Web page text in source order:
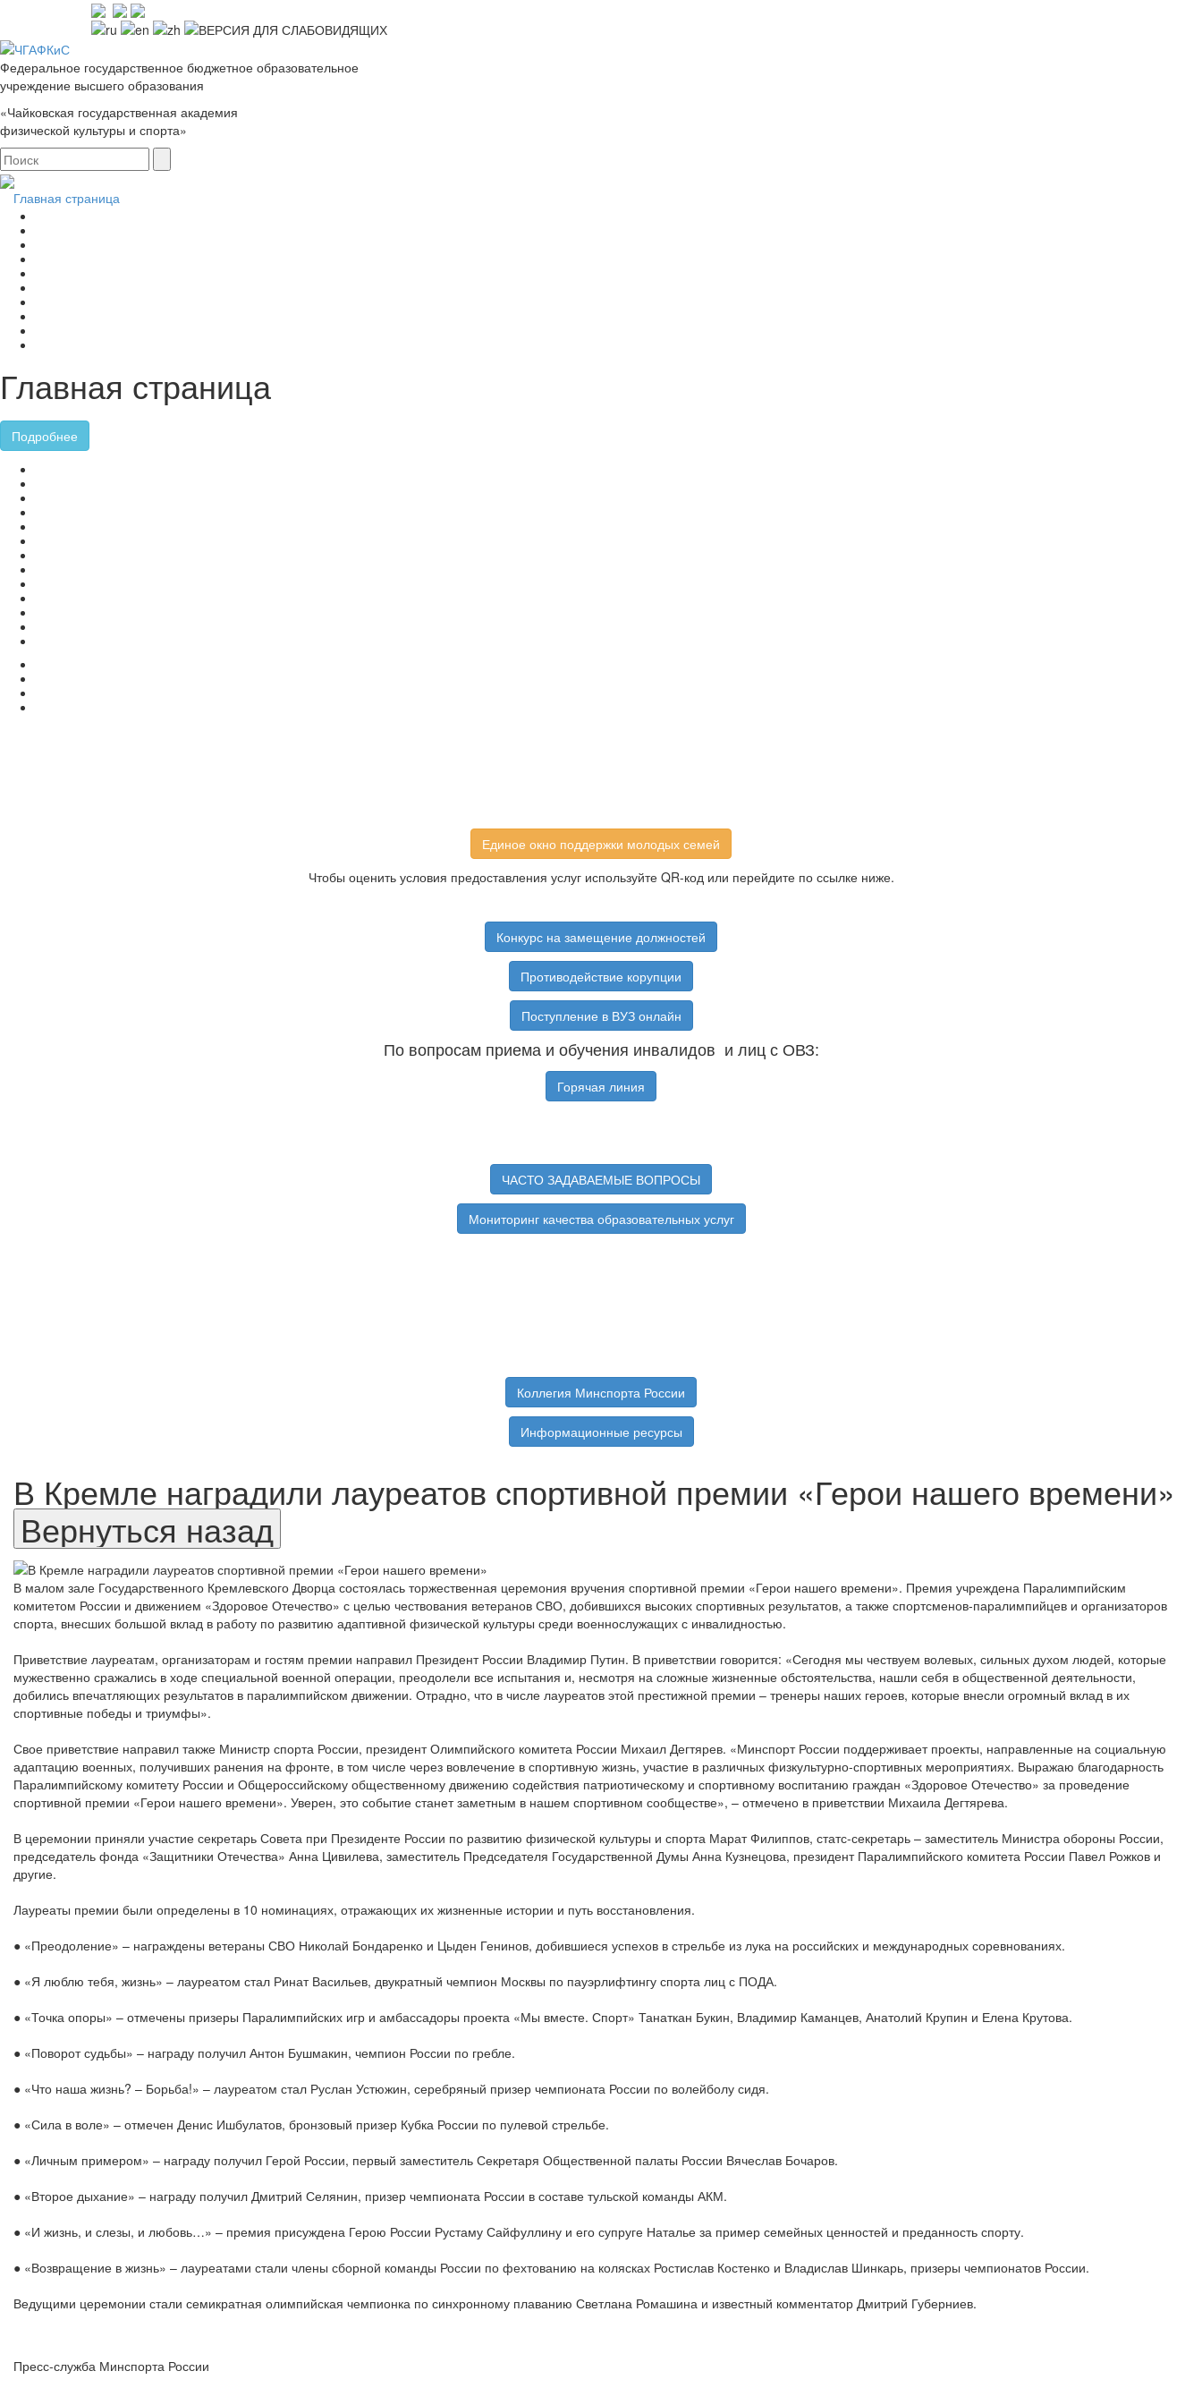
Федеральное государственное бюджетное образовательное
учреждение высшего образования
«Чайковская государственная академия
физической культуры и спорта»
Главная страница
Главная страница
Подробнее
Единое окно поддержки молодых семей
Чтобы оценить условия предоставления услуг используйте QR-код или перейдите по ссылке ниже.
Конкурс на замещение должностей
Противодействие корупции
Поступление в ВУЗ онлайн
По вопросам приема и обучения инвалидов и лиц с ОВЗ:
Горячая линия
ЧАСТО ЗАДАВАЕМЫЕ ВОПРОСЫ
Мониторинг качества образовательных услуг
Коллегия Минспорта России
Информационные ресурсы
В Кремле наградили лауреатов спортивной премии «Герои нашего времени»
В малом зале Государственного Кремлевского Дворца состоялась торжественная церемония вручения спортивной премии «Герои нашего времени». Премия учреждена Паралимпийским
комитетом России и движением «Здоровое Отечество» с целью чествования ветеранов СВО, добившихся высоких спортивных результатов, а также спортсменов-паралимпийцев и организаторов
спорта, внесших большой вклад в работу по развитию адаптивной физической культуры среди военнослужащих с инвалидностью.
Приветствие лауреатам, организаторам и гостям премии направил Президент России Владимир Путин. В приветствии говорится: «Сегодня мы чествуем волевых, сильных духом людей, которые
мужественно сражались в ходе специальной военной операции, преодолели все испытания и, несмотря на сложные жизненные обстоятельства, нашли себя в общественной деятельности,
добились впечатляющих результатов в паралимпийском движении. Отрадно, что в числе лауреатов этой престижной премии – тренеры наших героев, которые внесли огромный вклад в их
спортивные победы и триумфы».
Свое приветствие направил также Министр спорта России, президент Олимпийского комитета России Михаил Дегтярев. «Минспорт России поддерживает проекты, направленные на социальную
адаптацию военных, получивших ранения на фронте, в том числе через вовлечение в спортивную жизнь, участие в различных физкультурно-спортивных мероприятиях. Выражаю благодарность
Паралимпийскому комитету России и Общероссийскому общественному движению содействия патриотическому и спортивному воспитанию граждан «Здоровое Отечество» за проведение
спортивной премии «Герои нашего времени». Уверен, это событие станет заметным в нашем спортивном сообществе», – отмечено в приветствии Михаила Дегтярева.
В церемонии приняли участие секретарь Совета при Президенте России по развитию физической культуры и спорта Марат Филиппов, статс-секретарь – заместитель Министра обороны России,
председатель фонда «Защитники Отечества» Анна Цивилева, заместитель Председателя Государственной Думы Анна Кузнецова, президент Паралимпийского комитета России Павел Рожков и
другие.
Лауреаты премии были определены в 10 номинациях, отражающих их жизненные истории и путь восстановления.
● «Преодоление» – награждены ветераны СВО Николай Бондаренко и Цыден Генинов, добившиеся успехов в стрельбе из лука на российских и международных соревнованиях.
● «Я люблю тебя, жизнь» – лауреатом стал Ринат Васильев, двукратный чемпион Москвы по пауэрлифтингу спорта лиц с ПОДА.
● «Точка опоры» – отмечены призеры Паралимпийских игр и амбассадоры проекта «Мы вместе. Спорт» Танаткан Букин, Владимир Каманцев, Анатолий Крупин и Елена Крутова.
● «Поворот судьбы» – награду получил Антон Бушмакин, чемпион России по гребле.
● «Что наша жизнь? – Борьба!» – лауреатом стал Руслан Устюжин, серебряный призер чемпионата России по волейболу сидя.
● «Сила в воле» – отмечен Денис Ишбулатов, бронзовый призер Кубка России по пулевой стрельбе.
● «Личным примером» – награду получил Герой России, первый заместитель Секретаря Общественной палаты России Вячеслав Бочаров.
● «Второе дыхание» – награду получил Дмитрий Селянин, призер чемпионата России в составе тульской команды АКМ.
● «И жизнь, и слезы, и любовь…» – премия присуждена Герою России Рустаму Сайфуллину и его супруге Наталье за пример семейных ценностей и преданность спорту.
● «Возвращение в жизнь» – лауреатами стали члены сборной команды России по фехтованию на колясках Ростислав Костенко и Владислав Шинкарь, призеры чемпионатов России.
Ведущими церемонии стали семикратная олимпийская чемпионка по синхронному плаванию Светлана Ромашина и известный комментатор Дмитрий Губерниев.
Пресс-служба Минспорта России